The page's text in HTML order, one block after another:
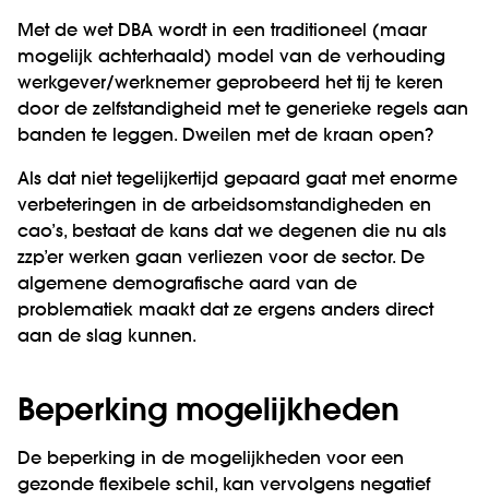
Met de wet DBA wordt in een traditioneel (maar
mogelijk achterhaald) model van de verhouding
werkgever/werknemer geprobeerd het tij te keren
door de zelfstandigheid met te generieke regels aan
banden te leggen. Dweilen met de kraan open?
Als dat niet tegelijkertijd gepaard gaat met enorme
verbeteringen in de arbeidsomstandigheden en
cao’s, bestaat de kans dat we degenen die nu als
zzp’er werken gaan verliezen voor de sector. De
algemene demografische aard van de
problematiek maakt dat ze ergens anders direct
aan de slag kunnen.
Beperking mogelijkheden
De beperking in de mogelijkheden voor een
gezonde flexibele schil, kan vervolgens negatief